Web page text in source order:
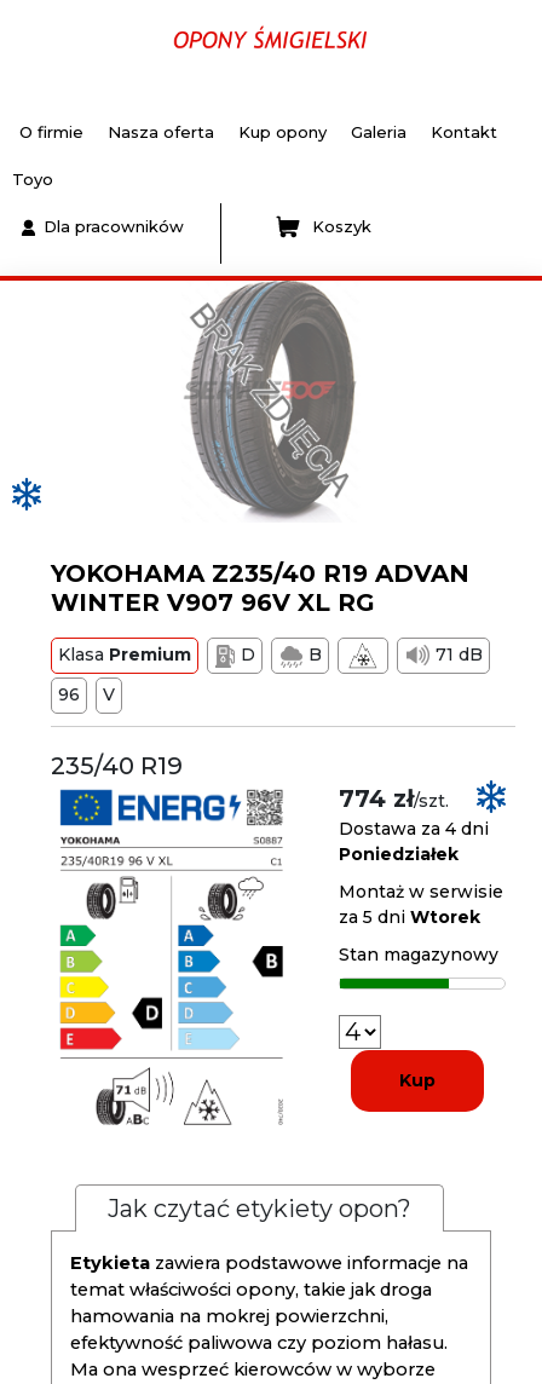
O firmie Nasza oferta Kup opony Galeria Kontakt
Toyo
Dla pracowników Koszyk
YOKOHAMA Z235/40 R19 ADVAN
WINTER V907 96V XL RG
Klasa Premium D B
71 dB
96
V
235/40 R19
774 zł/szt.
Dostawa za 4 dni
Poniedziałek
Montaż w serwisie
za 5 dniWtorek
Stan magazynowy
Kup
Jak czytać etykiety opon?
Etykieta zawiera podstawowe informacje na
temat właściwości opony, takie jak droga
hamowania na mokrej powierzchni,
efektywność paliwowa czy poziom hałasu.
Ma ona wesprzeć kierowców w wyborze